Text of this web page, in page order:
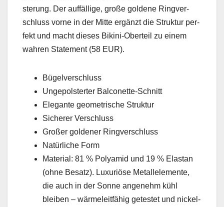
sterung. Der auf­fäl­lige, große gold­ene Ringver­
schluss vorne in der Mitte ergänzt die Struk­tur per­
fekt und macht dieses Biki­ni-Oberteil zu einem
wahren State­ment (58 EUR).
Bügelver­schluss
Unge­pol­stert­er Bal­conette-Schnitt
Ele­gante geometrische Struk­tur
Sicher­er Ver­schluss
Großer gold­en­er Ringver­schluss
Natür­liche Form
Mate­r­i­al: 81 % Polyamid und 19 % Elas­tan
(ohne Besatz). Lux­u­riöse Met­al­lele­mente,
die auch in der Sonne angenehm kühl
bleiben – wärmeleit­fähig getestet und nick­el­